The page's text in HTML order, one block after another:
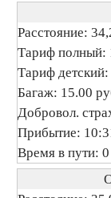
Расстояние:
Тариф полный:
Тариф
Багаж: 15.00
Добровол.
Прибытие:
Время в пути: